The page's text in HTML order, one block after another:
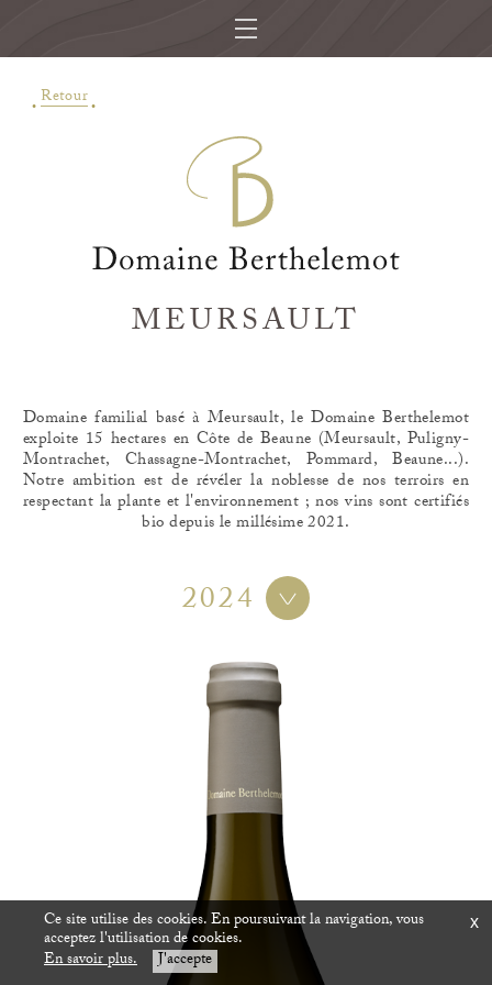
Retour
MEURSAULT
Domaine familial basé à Meursault, le Domaine Berthelemot
exploite 15 hectares en Côte de Beaune (Meursault, Puligny-
Montrachet, Chassagne-Montrachet, Pommard, Beaune...).
Notre ambition est de révéler la noblesse de nos terroirs en
respectant la plante et l'environnement ; nos vins sont certifiés
bio depuis le millésime 2021.
2024
Ce site utilise des cookies. En poursuivant la navigation, vous
acceptez l'utilisation de cookies.
En savoir plus. J'accepte
x